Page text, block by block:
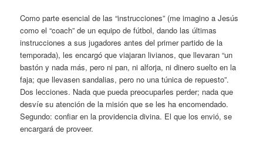
Como parte esencial de las “instrucciones” (me imagino a Jesús
como el “coach” de un equipo de fútbol, dando las últimas
instrucciones a sus jugadores antes del primer partido de la
temporada), les encargó que viajaran livianos, que llevaran “un
bastón y nada más, pero ni pan, ni alforja, ni dinero suelto en la
faja; que llevasen sandalias, pero no una túnica de repuesto”.
Dos lecciones. Nada que pueda preocuparles perder; nada que
desvíe su atención de la misión que se les ha encomendado.
Segundo: confiar en la providencia divina. El que los envió, se
encargará de proveer.